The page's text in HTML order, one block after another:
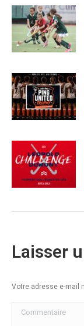
Laisser
Votre adresse e-mail
Commentaire